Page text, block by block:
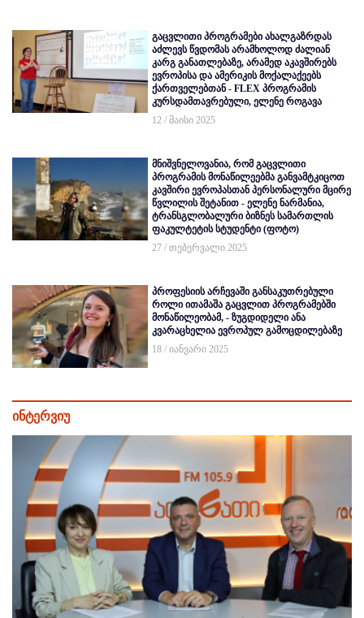
გაცვლითი პროგრამები ახალგაზრდას
აძლევს წვდომას არამხოლოდ ძალიან
კარგ განათლებაზე, არამედ აკავშირებს
ევროპისა და ამერიკის მოქალაქეებს
ქართველებთან - FLEX პროგრამის
კურსდამთავრებული, ელენე როგავა
12 / მაისი 2025
მნიშვნელოვანია, რომ გაცვლითი
პროგრამის მონაწილეებმა განვამტკიცოთ
კავშირი ევროპასთან პერსონალური მცირე
წვლილის შეტანით - ელენე ნარმანია,
ტრანსგლობალური ბიზნეს სამართლის
ფაკულტეტის სტუდენტი (ფოტო)
27 / თებერვალი 2025
პროფესიის არჩევაში განსაკუთრებული
როლი ითამაშა გაცვლით პროგრამებში
მონაწილეობამ, - ზუგდიდელი ანა
კვარაცხელია ევროპულ გამოცდილებაზე
18 / იანვარი 2025
ინტერვიუ